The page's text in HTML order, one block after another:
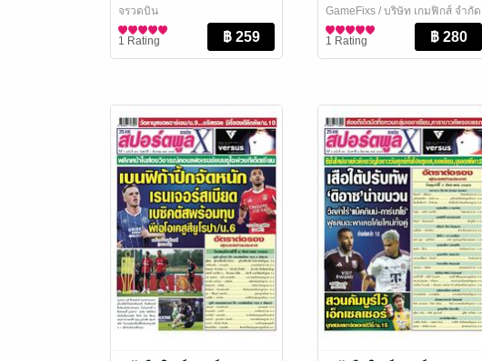
Nintendo Switch)
จรวดบิน
นิตยสารการ์ตูนและเกม
1 Rating
GameFixs / บริษัท เกมฟิกส์ จำกัด
นิตยสารการ์ตูนและเกม
1 Rating